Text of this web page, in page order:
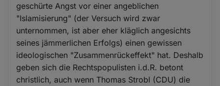
geschürte Angst vor einer angeblichen
"Islamisierung" (der Versuch wird zwar
unternommen, ist aber eher kläglich angesichts
seines jämmerlichen Erfolgs) einen gewissen
ideologischen "Zusammenrückeffekt" hat. Deshalb
geben sich die Rechtspopulisten i.d.R. betont
christlich, auch wenn Thomas Strobl (CDU) die